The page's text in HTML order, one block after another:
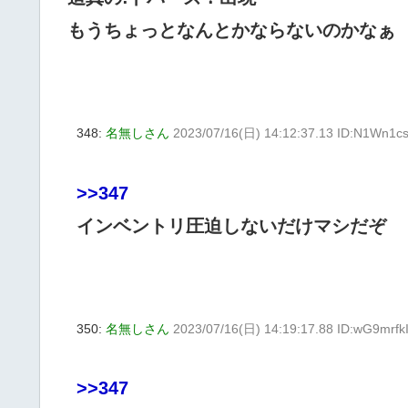
もうちょっとなんとかならないのかなぁ
348: 名無しさん 2023/07/16(日) 14:12:37.13
>>347
インベントリ圧迫しないだけマシだぞ
350: 名無しさん 2023/07/16(日) 14:19:17.88
>>347